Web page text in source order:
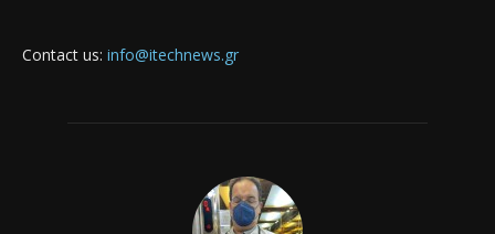
Contact us: info@itechnews.gr